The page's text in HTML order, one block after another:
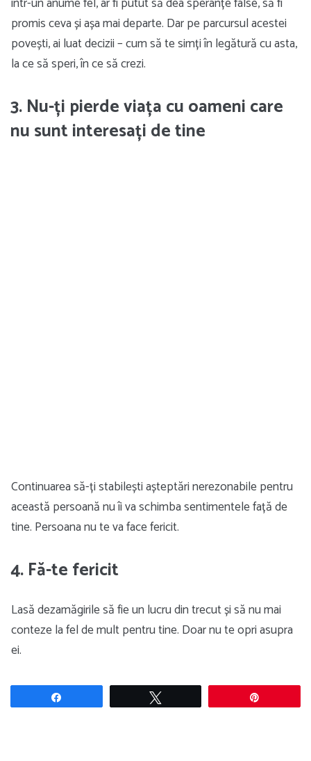
promis ceva și așa mai departe. Dar pe parcursul acestei
povești, ai luat decizii – cum să te simți în legătură cu asta,
la ce să speri, în ce să crezi.
3. Nu-ți pierde viața cu oameni care
nu sunt interesați de tine
Continuarea să-ți stabilești așteptări nerezonabile pentru
această persoană nu îi va schimba sentimentele față de
tine. Persoana nu te va face fericit.
4. Fă-te fericit
Lasă dezamăgirile să fie un lucru din trecut și să nu mai
conteze la fel de mult pentru tine. Doar nu te opri asupra
ei.